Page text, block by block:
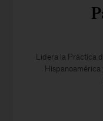
Lidera la Práctica
Hispanoamérica